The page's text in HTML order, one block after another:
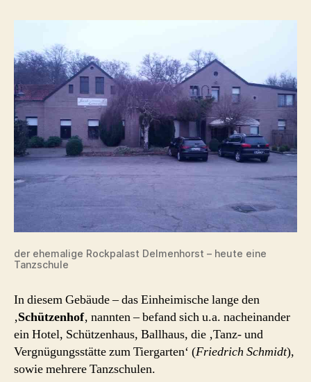
der ehemalige Rockpalast Delmenhorst – heute eine
Tanzschule
In diesem Gebäude – das Einheimische lange den
‚Schützenhof‚ nannten – befand sich u.a. nacheinander
ein Hotel, Schützenhaus, Ballhaus, die ‚Tanz- und
Vergnügungsstätte zum Tiergarten‘ (Friedrich Schmidt),
sowie mehrere Tanzschulen.